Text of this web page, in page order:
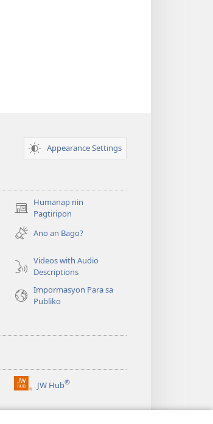
Appearance Settings
Humanap nin
Pagtiripon
(opens
new
window)Ano an Bago?
Videos with Audio
Descriptions
Impormasyon Para sa
Publiko
JW Hub®
(opens
window)